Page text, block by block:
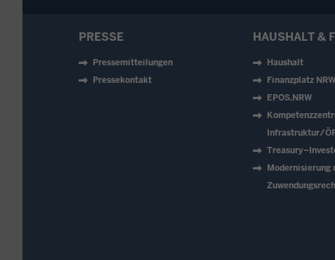
PRESSE
Pressemitteilungen
Pressekontakt
HAUSHALT &
Haushalt
Finanzplatz NRW
EPOS.NRW
Infrastruktur/
Modernisierung